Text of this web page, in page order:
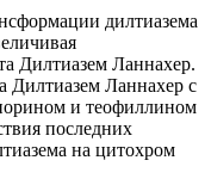
дилтиазема
Дилтиазем Ланнахер.
Дилтиазем Ланнахер с
и теофиллином
последних
на цитохром